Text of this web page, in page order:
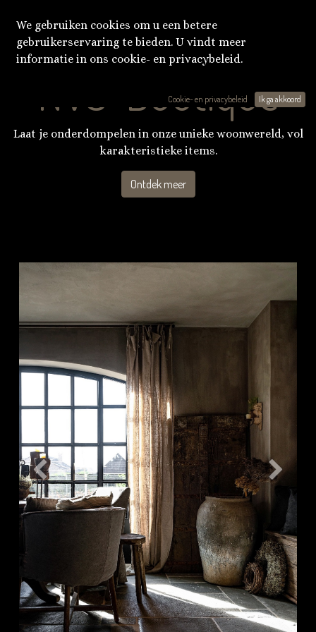
NVS-Boutique
Laat je onderdompelen in onze unieke woonwereld, vol
karakteristieke items.
Ontdek meer
Vorige
We gebruiken cookies om u een betere
gebruikerservaring te bieden. U vindt meer
informatie in ons cookie- en privacybeleid.
Cookie- en privacybeleid Ik ga akkoord